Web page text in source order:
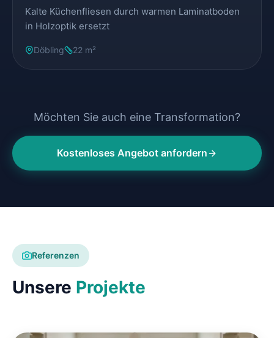
Kalte Küchenfliesen durch warmen Laminatboden
in Holzoptik ersetzt
Döbling 22 m²
Möchten Sie auch eine Transformation?
Kostenloses Angebot anfordern
Referenzen
Unsere Projekte